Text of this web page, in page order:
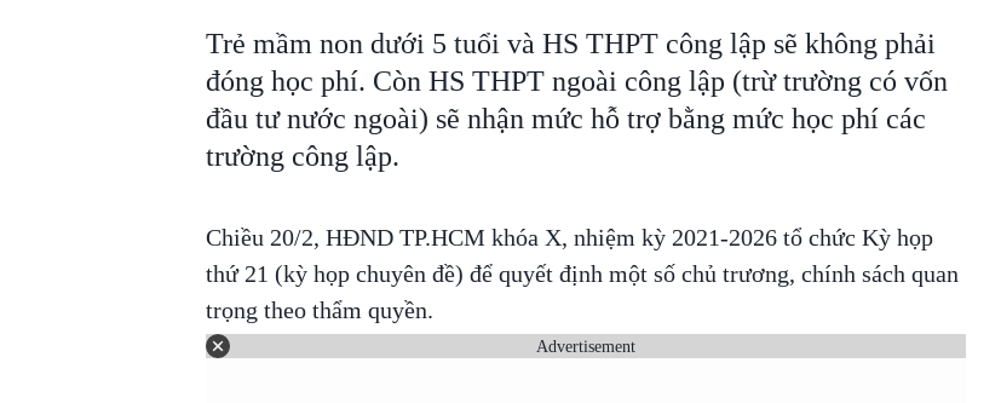
Trẻ mầm non dưới 5 tuổi và HS THPT công lập sẽ không phải
đóng học phí. Còn HS THPT ngoài công lập (trừ trường có vốn
đầu tư nước ngoài) sẽ nhận mức hỗ trợ bằng mức học phí các
trường công lập.
Chiều 20/2, HĐND TP.HCM khóa X, nhiệm kỳ 2021-2026 tổ chức Kỳ họp
thứ 21 (kỳ họp chuyên đề) để quyết định một số chủ trương, chính sách quan
trọng theo thẩm quyền.
Advertisement